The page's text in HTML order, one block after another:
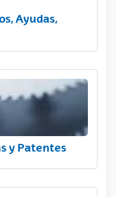
Ayudas,
y Patentes